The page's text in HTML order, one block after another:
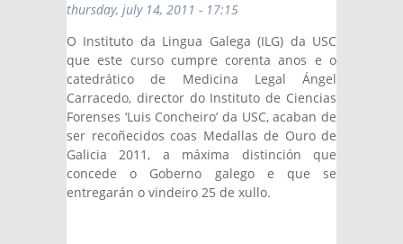
thursday, july 14, 2011 - 17:15
O Instituto da Lingua Galega (ILG) da USC
que este curso cumpre corenta anos e o
catedrático de Medicina Legal Ángel
Carracedo, director do Instituto de Ciencias
Forenses ‘Luis Concheiro’ da USC, acaban de
ser recoñecidos coas Medallas de Ouro de
Galicia 2011, a máxima distinción que
concede o Goberno galego e que se
entregarán o vindeiro 25 de xullo.